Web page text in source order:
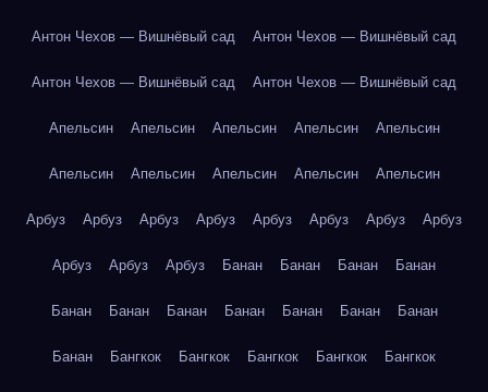
Антон Чехов — Вишнёвый сад Антон Чехов — Вишнёвый сад
Антон Чехов — Вишнёвый сад Антон Чехов — Вишнёвый сад
Апельсин Апельсин Апельсин Апельсин Апельсин
Апельсин Апельсин Апельсин Апельсин Апельсин
Арбуз Арбуз Арбуз Арбуз Арбуз Арбуз Арбуз Арбуз
Арбуз Арбуз Арбуз Банан Банан Банан Банан
Банан Банан Банан Банан Банан Банан Банан
Банан Бангкок Бангкок Бангкок Бангкок Бангкок